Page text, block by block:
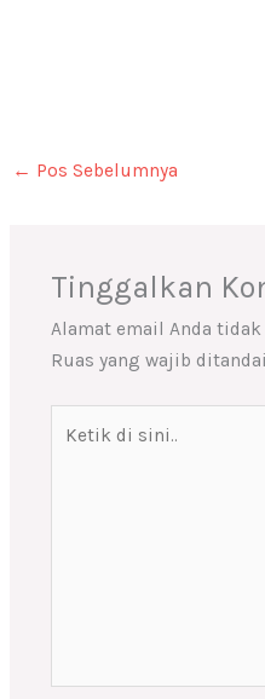
← Pos Sebelumnya
Tinggalkan
Alamat email Anda
Ruas yang wajib ditandai